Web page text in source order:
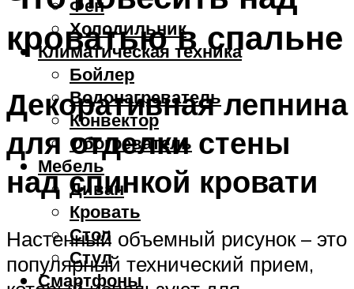
Фен
Холодильник
Климатическая техника
Бойлер
Водонагреватель
Конвектор
Обогреватель
Мебель
Диван
Кровать
Стол
Стул
Смартфоны
кроватью в спальне
Декоративная лепнина
для отделки стены
над спинкой кровати
Настенный объемный рисунок – это
популярный технический прием,